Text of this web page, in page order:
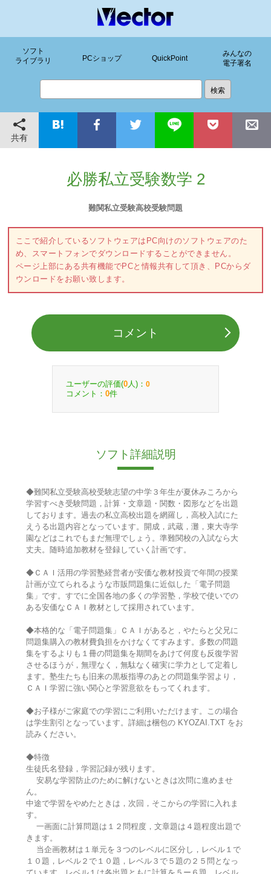
ソフト
ライブラリ
PCショップ QuickPoint
みんなの
電子署名
共有
必勝私立受験数学 2
難関私立受験高校受験問題
ここで紹介しているソフトウェアはPC向けのソフトウェアのた
め、スマートフォンでダウンロードすることができません。
ページ上部にある共有機能でPCと情報共有して頂き、PCからダ
ウンロードをお願い致します。
コメント
ユーザーの評価(0 人)： 0
コメント： 0件
ソフト詳細説明
◆難関私立受験高校受験志望の中学３年生が夏休みころから
学習すべき受験問題，計算・文章題・関数・図形などを出題
しております。過去の私立高校出題を網羅し，高校入試にた
えうる出題内容となっています。開成，武蔵，灘，東大寺学
園などはこれでもまだ無理でしょう。準難関校の入試なら大
丈夫。随時追加教材を登録していく計画です。
◆ＣＡＩ活用の学習塾経営者が安価な教材投資で年間の授業
計画が立てられるような市販問題集に近似した「電子問題
集」です。すでに全国各地の多くの学習塾，学校で使いでの
ある安価なＣＡＩ教材として採用されています。
◆本格的な「電子問題集」ＣＡＩがあると，やたらと父兄に
問題集購入の教材費負担をかけなくてすみます。多数の問題
集をするよりも１冊の問題集を期間をあけて何度も反復学習
させるほうが，無理なく，無駄なく確実に学力として定着し
ます。塾生たちも旧来の黒板指導のあとの問題集学習より，
ＣＡＩ学習に強い関心と学習意欲をもってくれます。
◆お子様がご家庭での学習にご利用いただけます。この場合
は学生割引となっています。詳細は梱包の KYOZAI.TXT をお
読みください。
◆特徴
生徒氏名登録，学習記録が残ります。
安易な学習防止のために解けないときは次問に進めませ
ん。
中途で学習をやめたときは，次回，そこからの学習に入れま
す。
一画面に計算問題は１２問程度，文章題は４題程度出題で
きます。
当企画教材は１単元を３つのレベルに区分し，レベル１で
１０題，レベル２で１０題，レベル３で５題の２５問となっ